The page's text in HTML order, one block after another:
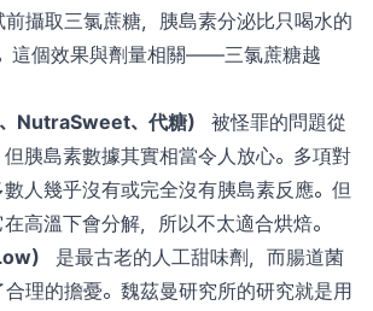
攝取三氯蔗糖，胰島素分泌比只喝水的
這個效果與劑量相關——三氯蔗糖越
NutraSweet、代糖）
被怪罪的問題從
胰島素數據其實相當令人放心。多項對
人幾乎沒有或完全沒有胰島素反應。但
高溫下會分解，所以不太適合烘焙。
）
是最古老的人工甜味劑，而腸道菌
理的擔憂。魏茲曼研究所的研究就是用